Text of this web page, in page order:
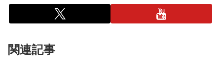
関連記事